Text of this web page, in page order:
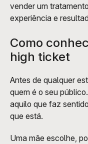
vender um
experiência e
Como
high ticket
Antes de qualquer
quem é o seu
aquilo que faz
que está.
Uma mãe escolhe,